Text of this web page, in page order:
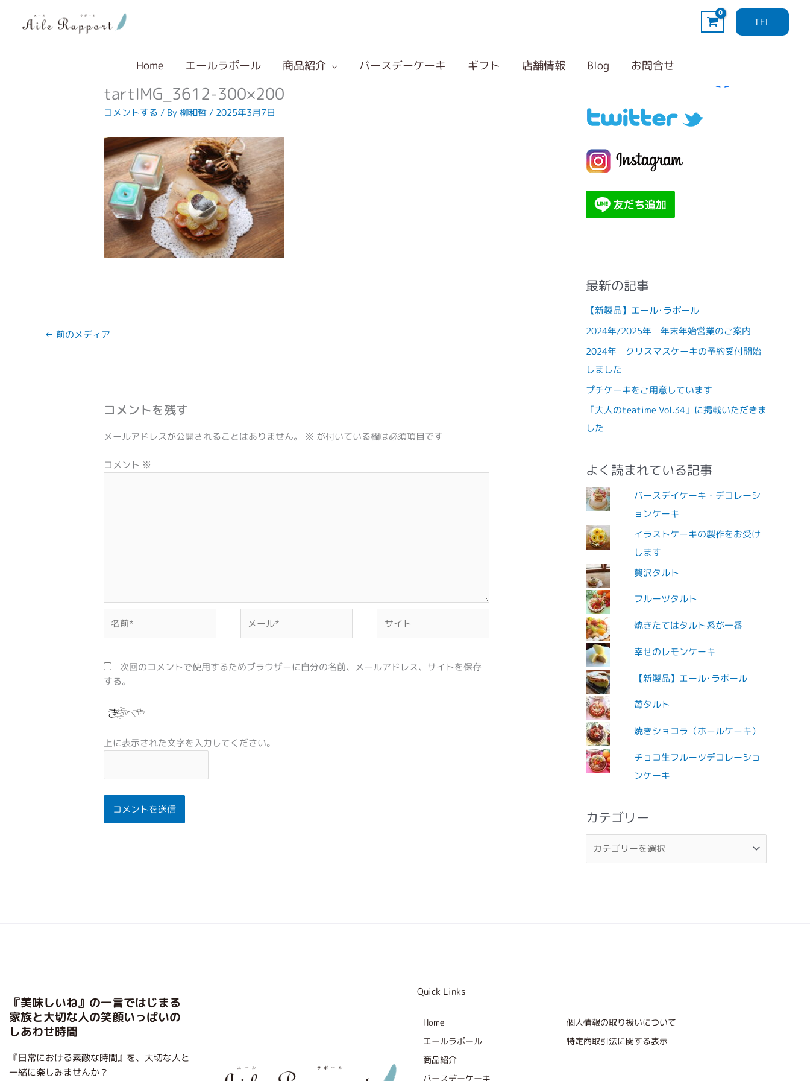
TEL
Home エールラポール 商品紹介 バースデーケーキ ギフト 店舗情報 Blog お問合せ
tartIMG_3612-300×200
コメントする / By柳和哲/ 2025年3月7日
← 前のメディア
コメントを残す
メールアドレスが公開されることはありません。 ※ が付いている欄は必須項目です
コメント ※
前
次回のコメントで使用するためブラウザーに自分の名前、メールアドレス、サイトを保存
する。
上に表示された文字を入力してください。
最新の記事
【新製品】エール･ラポール
2024年/2025年 年末年始営業のご案内
2024年 クリスマスケーキの予約受付開始
しました
プチケーキをご用意しています
「大人のteatime Vol.34」に掲載いただきま
した
よく読まれている記事
バースデイケーキ・デコレーシ
ョンケーキ
イラストケーキの製作をお受け
します
贅沢タルト
フルーツタルト
焼きたてはタルト系が一番
幸せのレモンケーキ
【新製品】エール･ラポール
苺タルト
焼きショコラ（ホールケーキ）
チョコ生フルーツデコレーショ
ンケーキ
カテゴリー
テ
ー
『美味しいね』の一言ではじまる
家族と大切な人の笑顔いっぱいの
しあわせ時間
『日常における素敵な時間』を、大切な人と
一緒に楽しみませんか？
Quick Links
Home
エールラポール
商品紹介
バースデーケーキ
個人情報の取り扱いについて
特定商取引法に関する表示